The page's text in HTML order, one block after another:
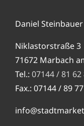
Daniel Steinbauer
Niklastorstraße 3
71672 Marbach
Tel.: 07144 / 81 62
Fax.: 07144 / 89